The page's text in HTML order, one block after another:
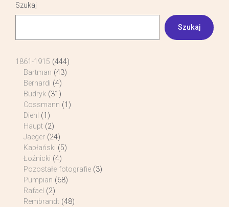
Szukaj
Szukaj
1861-1915 (444)
Bartman (43)
Bernardi (4)
Budryk (31)
Cossmann (1)
Diehl (1)
Haupt (2)
Jaeger (24)
Kapłański (5)
Łoźnicki (4)
Pozostałe fotografie (3)
Pumpian (68)
Rafael (2)
Rembrandt (48)